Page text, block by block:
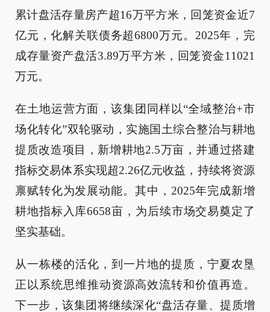
累计盘活存量房产超16万平方米，回笼资金近7
亿元，化解关联债务超6800万元。2025年，完
成存量资产盘活3.89万平方米，回笼资金11021
万元。
在土地运营方面，该集团同样以“全域整治+市
场化转化”双轮驱动，实施国土综合整治与耕地
提质改造项目，新增耕地2.5万亩，并通过搭建
指标交易体系实现超2.26亿元收益，持续将资源
禀赋转化为发展动能。其中，2025年完成新增
耕地指标入库6658亩，为后续市场交易奠定了
坚实基础。
从一栋楼的活化，到一片地的提质，宁夏农垦
正以系统思维推动资源高效流转和价值再造。
下一步，该集团将继续深化“盘活存量、提质增